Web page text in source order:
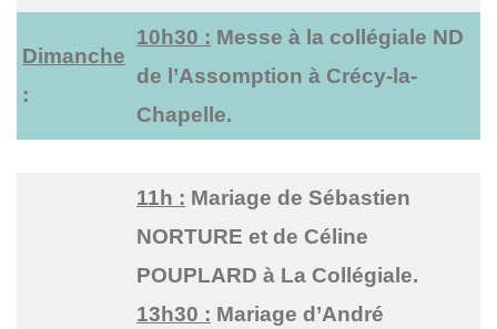
Dimanche
:
10h30 : Messe à la collégiale ND
de l’Assomption à Crécy-la-
Chapelle.
11h : Mariage de Sébastien
NORTURE et de Céline
POUPLARD à La Collégiale.
13h30 : Mariage d’André